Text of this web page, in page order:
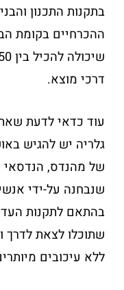
בתקנות התכנון
ההכרחיים בקומת
דרכי מוצא.
עוד כדאי לדעת
גלריה יש להגיש
של מהנדס,
שנבחנה על-ידי
בהתאם לתקנות
שתוכלו לצאת לדרך
ללא עיכובים